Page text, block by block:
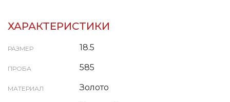
ХАРАКТЕРИСТИКИ
РАЗМЕР 18.5
ПРОБА 585
МАТЕРИАЛ Золото